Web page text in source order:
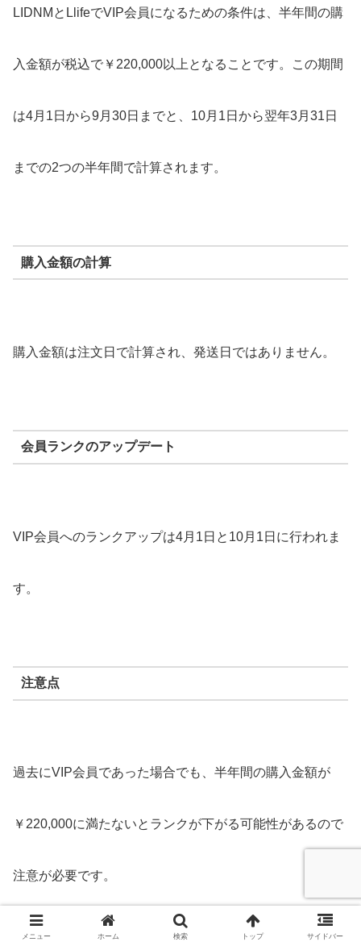
LIDNMとLlifeでVIP会員になるための条件は、半年間の購
入金額が税込で￥220,000以上となることです。この期間
は4月1日から9月30日までと、10月1日から翌年3月31日
までの2つの半年間で計算されます。
購入金額の計算
購入金額は注文日で計算され、発送日ではありません。
会員ランクのアップデート
VIP会員へのランクアップは4月1日と10月1日に行われま
す。
注意点
過去にVIP会員であった場合でも、半年間の購入金額が
￥220,000に満たないとランクが下がる可能性があるので
注意が必要です。
メニュー ホーム 検索 トップ サイドバー